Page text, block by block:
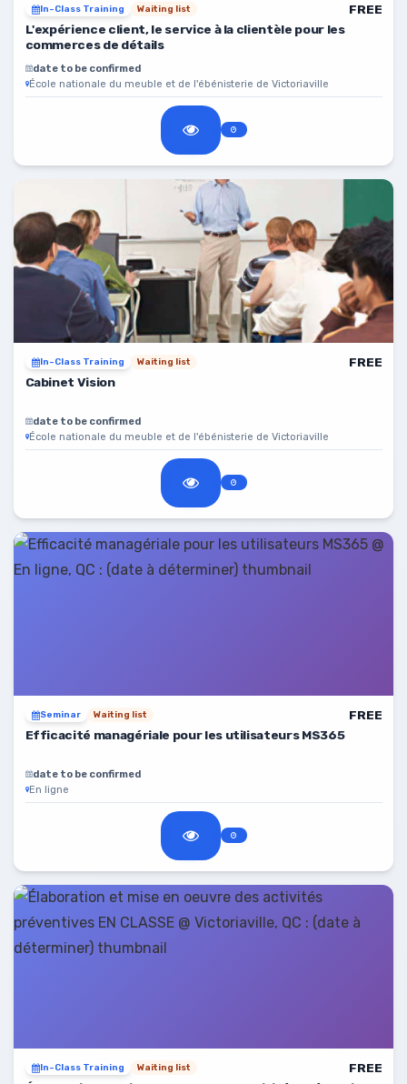
In-Class Training Waiting list
FREE
L'expérience client, le service à la clientèle pour les
commerces de détails
date to be confirmed
École nationale du meuble et de l'ébénisterie de Victoriaville
In-Class Training Waiting list
FREE
Cabinet Vision
date to be confirmed
École nationale du meuble et de l'ébénisterie de Victoriaville
Seminar Waiting list
FREE
Efficacité managériale pour les utilisateurs MS365
date to be confirmed
En ligne
In-Class Training Waiting list
FREE